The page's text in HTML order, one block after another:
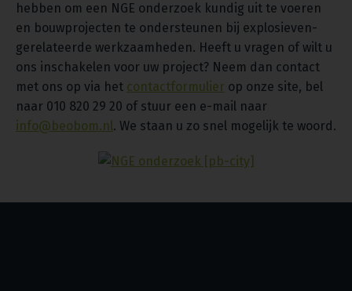
hebben om een NGE onderzoek kundig uit te voeren
en bouwprojecten te ondersteunen bij explosieven-
gerelateerde werkzaamheden. Heeft u vragen of wilt u
ons inschakelen voor uw project? Neem dan contact
met ons op via het contactformulier op onze site, bel
naar 010 820 29 20 of stuur een e-mail naar
info@beobom.nl. We staan u zo snel mogelijk te woord.